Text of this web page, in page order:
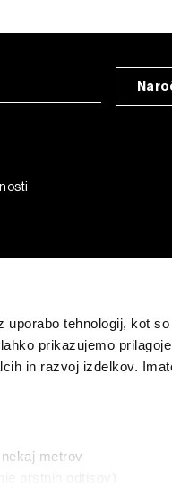
uporabo tehnologij, kot so
prikazujemo
in razvoj izdelkov.
metrov